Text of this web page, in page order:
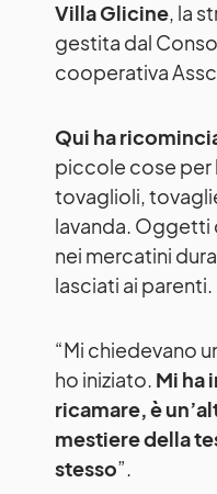
Villa Glicine, la
gestita dal
cooperativa
Qui ha
piccole cose per
tovaglioli,
lavanda. Oggetti
nei mercatini
lasciati ai parenti.
“Mi chiedevano
ho iniziato. Mi ha
ricamare, è
mestiere della
stesso”.